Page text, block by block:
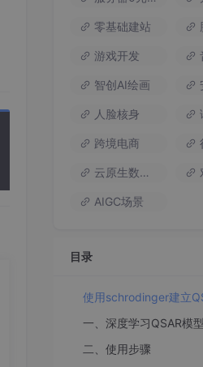
零基础建站
游戏开发
智创AI绘画
人脸核身
跨境电商
云原生数据库
AIGC场景
目录
使用schrodinger建立
一、深度学习QSAR模
二、使用步骤